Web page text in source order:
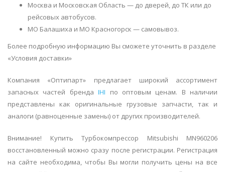
Москва и Московская Область — до дверей, до ТК или до
рейсовых автобусов.
МО Балашиха и МО Красногорск — самовывоз.
Более подробную информацию Вы сможете уточнить в разделе
«Условия доставки»
Компания «Оптипарт» предлагает широкий ассортимент
запасных частей брендаIHI по оптовым ценам. В наличии
представлены как оригинальные грузовые запчасти, так и
аналоги (равноценные замены) от других производителей.
Внимание! Купить Турбокомпрессор Mitsubishi MN960206
восстановленный можно сразу после регистрации. Регистрация
на сайте необходима, чтобы Вы могли получить цены на все